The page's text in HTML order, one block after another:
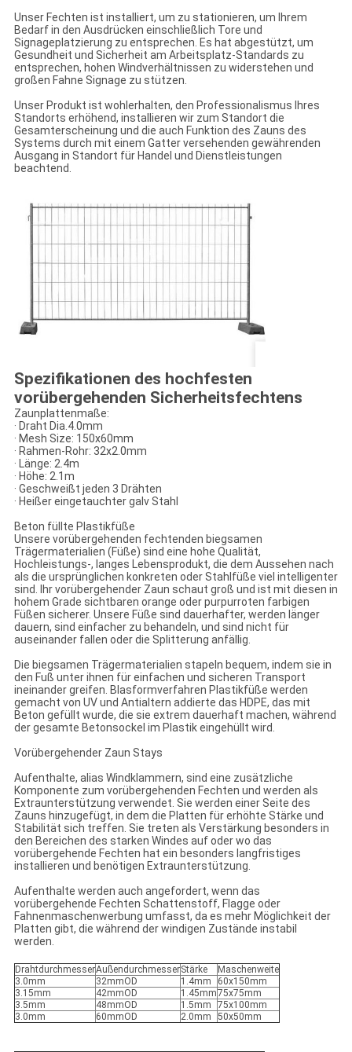
Unser Fechten ist installiert, um zu stationieren, um Ihrem
Bedarf in den Ausdrücken einschließlich Tore und
Signageplatzierung zu entsprechen. Es hat abgestützt, um
Gesundheit und Sicherheit am Arbeitsplatz-Standards zu
entsprechen, hohen Windverhältnissen zu widerstehen und
großen Fahne Signage zu stützen.
Unser Produkt ist wohlerhalten, den Professionalismus Ihres
Standorts erhöhend, installieren wir zum Standort die
Gesamterscheinung und die auch Funktion des Zauns des
Systems durch mit einem Gatter versehenden gewährenden
Ausgang in Standort für Handel und Dienstleistungen
beachtend.
Spezifikationen des hochfesten
vorübergehenden Sicherheitsfechtens
Zaunplattenmaße:
· Draht Dia.4.0mm
· Mesh Size: 150x60mm
· Rahmen-Rohr: 32x2.0mm
· Länge: 2.4m
· Höhe: 2.1m
· Geschweißt jeden 3 Drähten
· Heißer eingetauchter galv Stahl
Beton füllte Plastikfüße
Unsere vorübergehenden fechtenden biegsamen
Trägermaterialien (Füße) sind eine hohe Qualität,
Hochleistungs-, langes Lebensprodukt, die dem Aussehen nach
als die ursprünglichen konkreten oder Stahlfüße viel intelligenter
sind. Ihr vorübergehender Zaun schaut groß und ist mit diesen in
hohem Grade sichtbaren orange oder purpurroten farbigen
Füßen sicherer. Unsere Füße sind dauerhafter, werden länger
dauern, sind einfacher zu behandeln, und sind nicht für
auseinander fallen oder die Splitterung anfällig.
Die biegsamen Trägermaterialien stapeln bequem, indem sie in
den Fuß unter ihnen für einfachen und sicheren Transport
ineinander greifen. Blasformverfahren Plastikfüße werden
gemacht von UV und Antialtern addierte das HDPE, das mit
Beton gefüllt wurde, die sie extrem dauerhaft machen, während
der gesamte Betonsockel im Plastik eingehüllt wird.
Vorübergehender Zaun Stays
Aufenthalte, alias Windklammern, sind eine zusätzliche
Komponente zum vorübergehenden Fechten und werden als
Extraunterstützung verwendet. Sie werden einer Seite des
Zauns hinzugefügt, in dem die Platten für erhöhte Stärke und
Stabilität sich treffen. Sie treten als Verstärkung besonders in
den Bereichen des starken Windes auf oder wo das
vorübergehende Fechten hat ein besonders langfristiges
installieren und benötigen Extraunterstützung.
Aufenthalte werden auch angefordert, wenn das
vorübergehende Fechten Schattenstoff, Flagge oder
Fahnenmaschenwerbung umfasst, da es mehr Möglichkeit der
Platten gibt, die während der windigen Zustände instabil
werden.
DrahtdurchmesserAußendurchmesserStärke
Maschenweite
3.0mm
32mmOD 1.4mm
60x150mm
3.15mm
42mmOD 1.45mm75x75mm
3.5mm
48mmOD 1.5mm
75x100mm
3.0mm
60mmOD 2.0mm 50x50mm